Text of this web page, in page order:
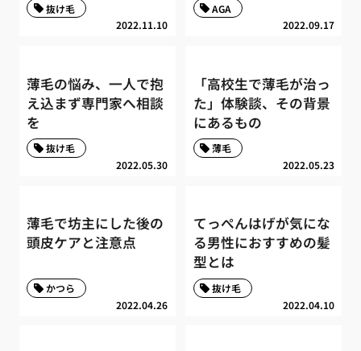
2022.11.10
抜け毛
2022.09.17
AGA
薄毛の悩み、一人で抱
え込まず専門家へ相談
を
2022.05.30
抜け毛
「高校生で薄毛が治っ
た」体験談、その背景
にあるもの
2022.05.23
薄毛
薄毛で坊主にした後の
頭皮ケアと注意点
2022.04.26
かつら
てっぺんはげが気にな
る男性におすすめの髪
型とは
2022.04.10
抜け毛